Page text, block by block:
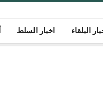
البلقاء اخبار السلط